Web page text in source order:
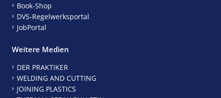
Book-Shop
DVS-Regelwerksportal
JobPortal
Weitere Medien
DER PRAKTIKER
WELDING AND CUTTING
JOINING PLASTICS